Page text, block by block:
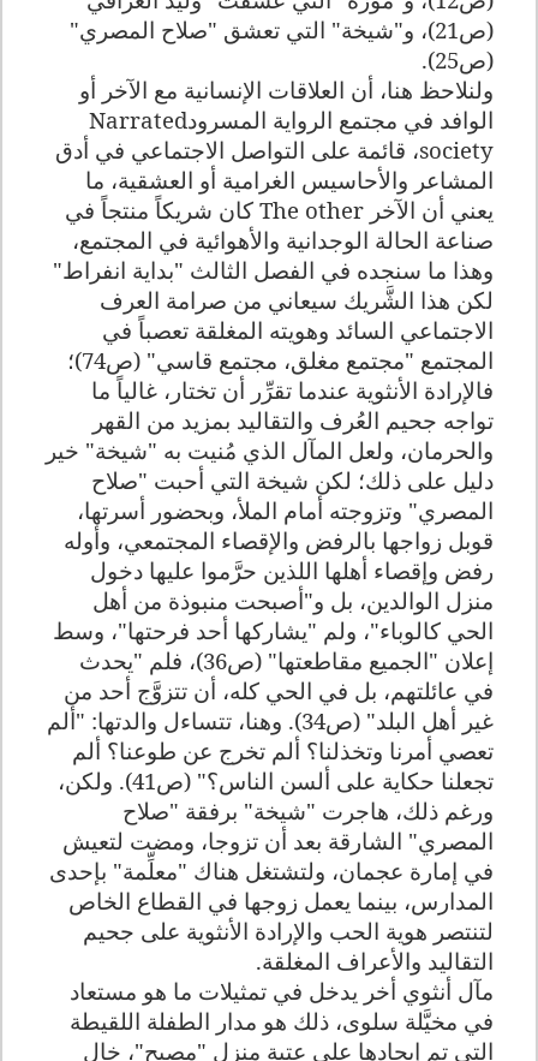
(ص21)، و"شيخة" التي تعشق "صلاح المصري"
(ص25).
ولنلاحظ هنا، أن العلاقات الإنسانية مع الآخر أو
الوافد في مجتمع الرواية المسرودNarrated
society، قائمة على التواصل الاجتماعي في أدق
المشاعر والأحاسيس الغرامية أو العشقية، ما
يعني أن الآخر The other كان شريكاً منتجاً في
صناعة الحالة الوجدانية والأهوائية في المجتمع،
وهذا ما سنجده في الفصل الثالث "بداية انفراط"
لكن هذا الشَّريك سيعاني من صرامة العرف
الاجتماعي السائد وهويته المغلقة تعصباً في
المجتمع "مجتمع مغلق، مجتمع قاسي" (ص74)؛
فالإرادة الأنثوية عندما تقرِّر أن تختار، غالياً ما
تواجه جحيم العُرف والتقاليد بمزيد من القهر
والحرمان، ولعل المآل الذي مُنيت به "شيخة" خير
دليل على ذلك؛ لكن شيخة التي أحبت "صلاح
المصري" وتزوجته أمام الملأ، وبحضور أسرتها،
قوبل زواجها بالرفض والإقصاء المجتمعي، وأوله
رفض وإقصاء أهلها اللذين حرَّموا عليها دخول
منزل الوالدين، بل و"أصبحت منبوذة من أهل
الحي كالوباء"، ولم "يشاركها أحد فرحتها"، وسط
إعلان "الجميع مقاطعتها" (ص36)، فلم "يحدث
في عائلتهم، بل في الحي كله، أن تتزوَّج أحد من
غير أهل البلد" (ص34). وهنا، تتساءل والدتها: "ألم
تعصي أمرنا وتخذلنا؟ ألم تخرج عن طوعنا؟ ألم
تجعلنا حكاية على ألسن الناس؟" (ص41). ولكن،
ورغم ذلك، هاجرت "شيخة" برفقة "صلاح
المصري" الشارقة بعد أن تزوجا، ومضت لتعيش
في إمارة عجمان، ولتشتغل هناك "معلِّمة" بإحدى
المدارس، بينما يعمل زوجها في القطاع الخاص
لتنتصر هوية الحب والإرادة الأنثوية على جحيم
التقاليد والأعراف المغلقة.
مآل أنثوي أخر يدخل في تمثيلات ما هو مستعاد
في مخيَّلة سلوى، ذلك هو مدار الطفلة اللقيطة
التي تم إيجادها على عتبة منزل "مصبح"، خال